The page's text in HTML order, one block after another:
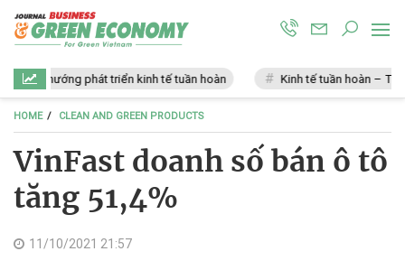
Xu hướng phát triển kinh tế tuần hoàn Kinh tế tuần hoàn – Tương
HOME CLEAN AND GREEN PRODUCTS
VinFast doanh số bán ô tô
tăng 51,4%
11/10/2021 21:57